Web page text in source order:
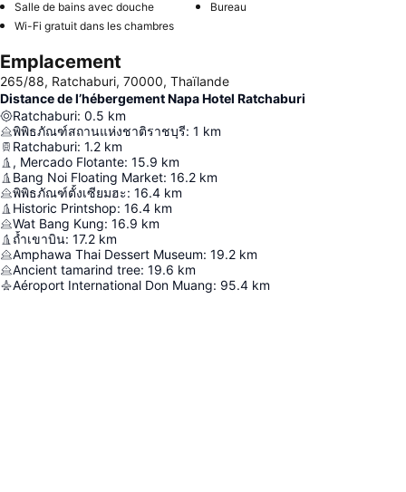
Salle de bains avec douche
Bureau
Wi-Fi gratuit dans les chambres
Emplacement
265/88, Ratchaburi, 70000, Thaïlande
Distance de l’hébergement Napa Hotel Ratchaburi
Ratchaburi: 0.5 km
พิพิธภัณฑ์สถานแห่งชาติราชบุรี: 1 km
Ratchaburi: 1.2 km
, Mercado Flotante: 15.9 km
Bang Noi Floating Market: 16.2 km
พิพิธภัณฑ์ตั้งเซียมฮะ: 16.4 km
Historic Printshop: 16.4 km
Wat Bang Kung: 16.9 km
ถ้ำเขาบิน: 17.2 km
Amphawa Thai Dessert Museum: 19.2 km
Ancient tamarind tree: 19.6 km
Aéroport International Don Muang: 95.4 km